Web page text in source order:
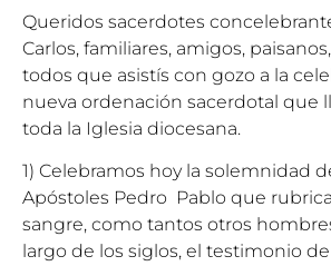
Queridos sacerdotes
Carlos, familiares, amigos,
todos que asistís con gozo a la
nueva ordenación sacerdotal que
toda la Iglesia diocesana.
1) Celebramos hoy la solemnidad
Apóstoles Pedro Pablo que
sangre, como tantos otros
largo de los siglos, el testimonio